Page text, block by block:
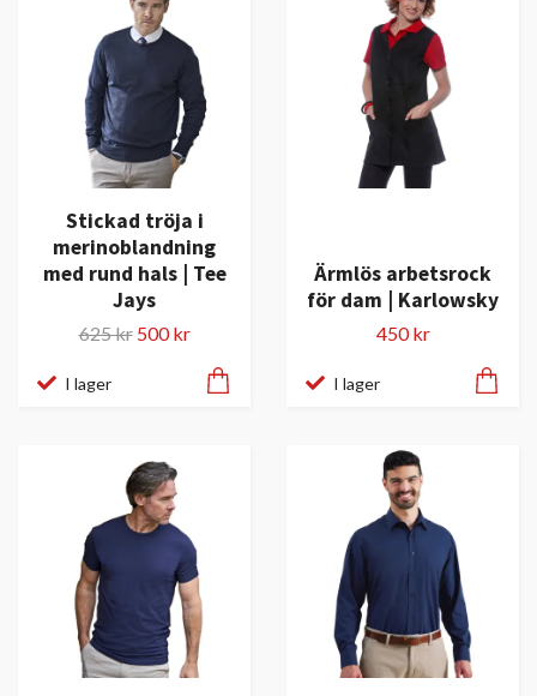
Stickad tröja i
merinoblandning
med rund hals | Tee
Jays
625 kr 500 kr
I lager
Ärmlös arbetsrock
för dam | Karlowsky
450 kr
I lager